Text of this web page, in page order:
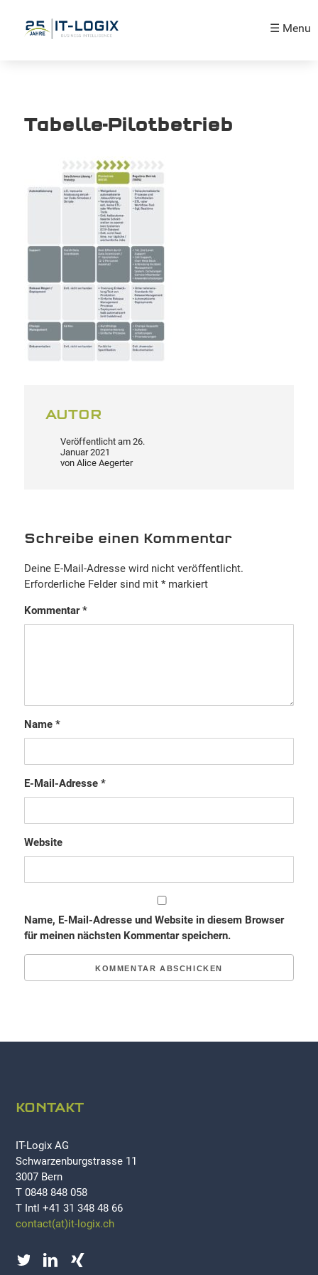
☰ Menu
Tabelle-Pilotbetrieb
AUTOR
Veröffentlicht am 26.
Januar 2021
von Alice Aegerter
Schreibe einen Kommentar
Deine E-Mail-Adresse wird nicht veröffentlicht.
Erforderliche Felder sind mit *markiert
Kommentar*
Name *
E-Mail-Adresse *
Website
Name, E-Mail-Adresse und Website in diesem Browser
für meinen nächsten Kommentar speichern.
KONTAKT
IT-Logix AG
Schwarzenburgstrasse 11
3007 Bern
T 0848 848 058
T Intl +41 31 348 48 66
contact(at)it-logix.ch